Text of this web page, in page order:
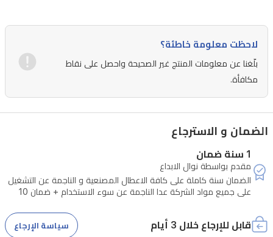
لاحظت معلومة خاطئة؟
بلّغنا عن معلومات المنتج غير الصحيحة واحصل على نقاط
مكافأة.
الضمان و الاسترجاع
1 سنة ضمان
مقدم بواسطة نوال الابداع
الضمان سنة كاملة على كافة الاعطال المصنعية و الناجمة عن التشغيل
على جميع مواد الشركة عدا الناجمة عن سوء الاستخدام + ضمان 10
قابل للإرجاع خلال 3 أيام سياسة الإرجاع